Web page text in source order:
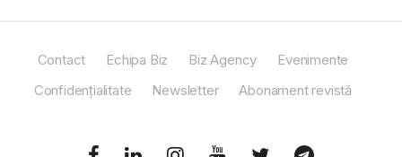
Contact Echipa Biz Biz Agency
Evenimente
Confidențialitate
Newsletter Abonament revistă